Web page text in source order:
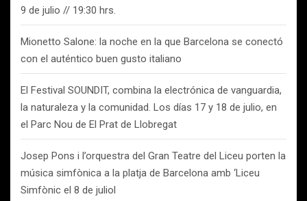
9 de julio // 19:30 hrs.
Mionetto Salone: la noche en la que Barcelona se conectó
con el auténtico buen gusto italiano
El Festival SOUNDIT, combina la electrónica de vanguardia,
la naturaleza y la comunidad. Los días 17 y 18 de julio, en
el Parc Nou de El Prat de Llobregat
Josep Pons i l’orquestra del Gran Teatre del Liceu porten la
música simfònica a la platja de Barcelona amb ‘Liceu
Simfònic el 8 de juliol